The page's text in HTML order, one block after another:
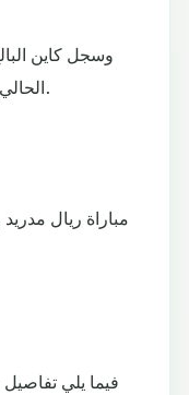
وسجل كاين
الحالي ???? وهو ذات رصيد الدون البرتغالي.
مباراة ريال مدريد
فيما يلي